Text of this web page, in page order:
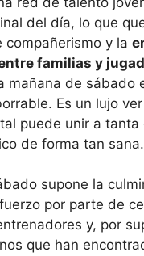
del día, lo que
compañerismo y la
familias y
mañana de sábado
Es un lujo
puede unir a tanta
de forma tan sana.
supone la
por parte de
y, por
que han